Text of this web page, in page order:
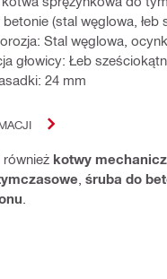
(stal węglowa, łeb
Stal węglowa,
głowicy: Łeb
24 mm
również kotwy
śruba do